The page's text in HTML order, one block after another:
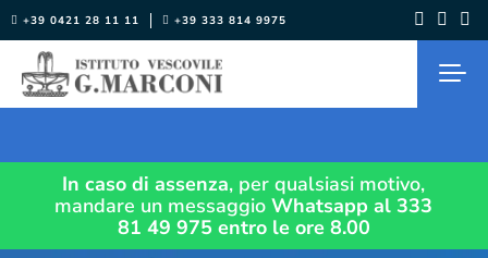
Salta
al
contenuto
+39 0421 28 11 11 +39 333 814 9975
In caso di assenza, per qualsiasi motivo,
mandare un messaggioWhatsapp al 333
81 49 975 entro le ore 8.00